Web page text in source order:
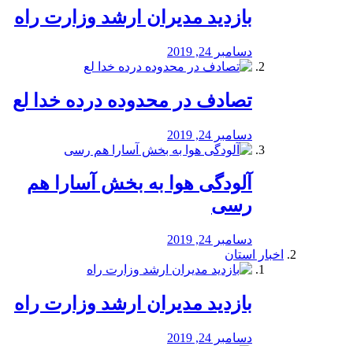
بازدید مدیران ارشد وزارت راه
دسامبر 24, 2019
تصادف در محدوده درده خدا لع
دسامبر 24, 2019
آلودگی هوا به بخش آسارا هم
رسی
دسامبر 24, 2019
اخبار استان
بازدید مدیران ارشد وزارت راه
دسامبر 24, 2019